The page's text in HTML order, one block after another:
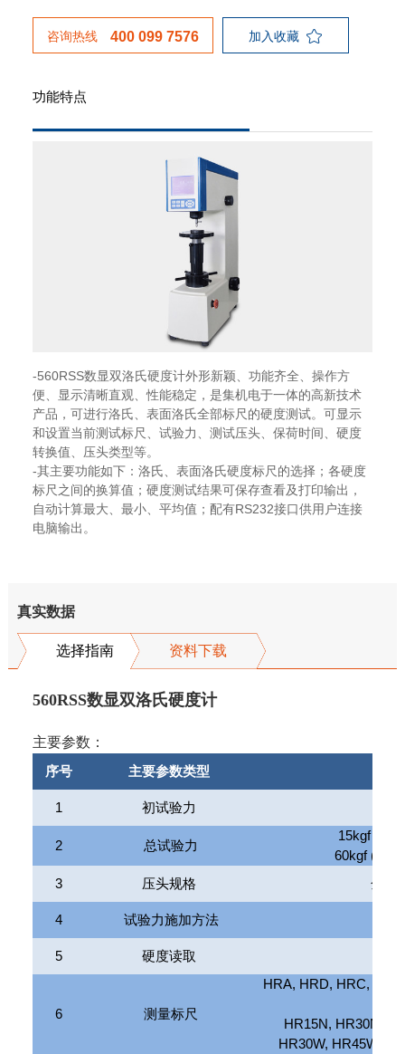
咨询热线 400 099 7576 加入收藏
功能特点
-560RSS数显双洛氏硬度计外形新颖、功能齐全、操作方
便、显示清晰直观、性能稳定，是集机电于一体的高新技术
产品，可进行洛氏、表面洛氏全部标尺的硬度测试。可显示
和设置当前测试标尺、试验力、测试压头、保荷时间、硬度
转换值、压头类型等。
-其主要功能如下：洛氏、表面洛氏硬度标尺的选择；各硬度
标尺之间的换算值；硬度测试结果可保存查看及打印输出，
自动计算最大、最小、平均值；配有RS232接口供用户连接
电脑输出。
真实数据
选择指南 资料下载
560RSS数显双洛氏硬度计
主要参数：
序号 主要参数类型
1 初试验力
2 总试验力
15kgf
60kgf
3
压头规格 金刚
4 试验力施加方法
5 硬度读取
6 测量标尺
HRA, HRD, HRC,
HR15N, HR30N,
HR30W, HR45W,